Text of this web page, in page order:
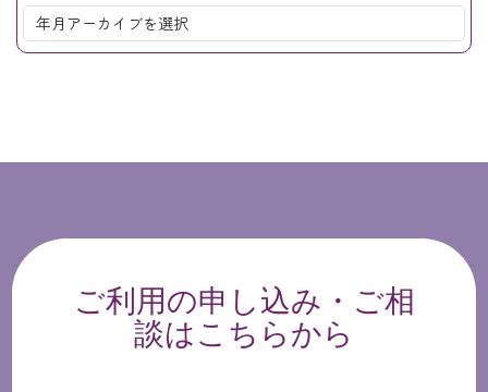
ご利用の申し込み・ご相
談はこちらから